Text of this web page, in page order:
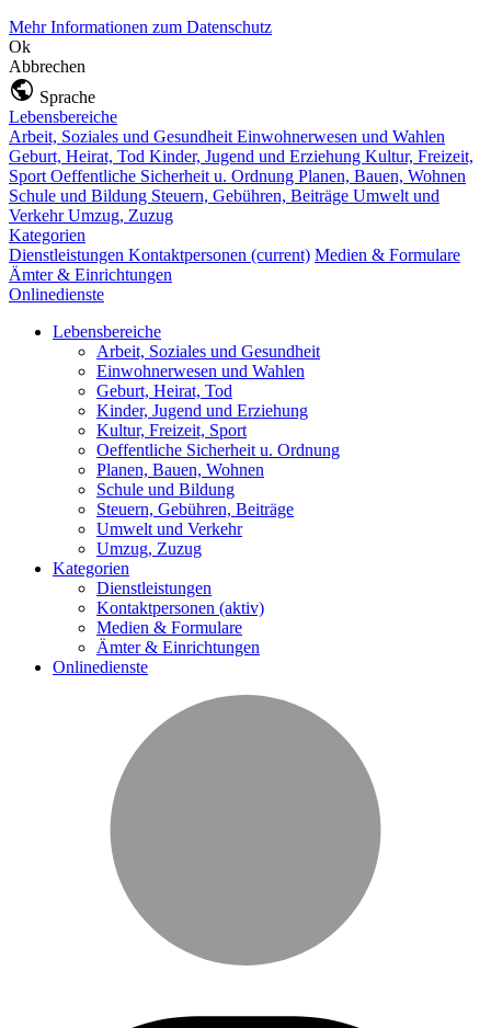
Mehr Informationen zum Datenschutz
Ok
Abbrechen
Sprache
Lebensbereiche
Arbeit, Soziales und Gesundheit Einwohnerwesen und Wahlen
Geburt, Heirat, Tod Kinder, Jugend und Erziehung Kultur, Freizeit,
Sport Oeffentliche Sicherheit u. Ordnung Planen, Bauen, Wohnen
Schule und Bildung Steuern, Gebühren, Beiträge Umwelt und
VerkehrUmzug, Zuzug
Kategorien
Dienstleistungen Kontaktpersonen (current) Medien & Formulare
Ämter & Einrichtungen
Onlinedienste
Lebensbereiche
Arbeit, Soziales und Gesundheit
Einwohnerwesen und Wahlen
Geburt, Heirat, Tod
Kinder, Jugend und Erziehung
Kultur, Freizeit, Sport
Oeffentliche Sicherheit u. Ordnung
Planen, Bauen, Wohnen
Schule und Bildung
Steuern, Gebühren, Beiträge
Umwelt und Verkehr
Umzug, Zuzug
Kategorien
Dienstleistungen
Kontaktpersonen (aktiv)
Medien & Formulare
Ämter & Einrichtungen
Onlinedienste